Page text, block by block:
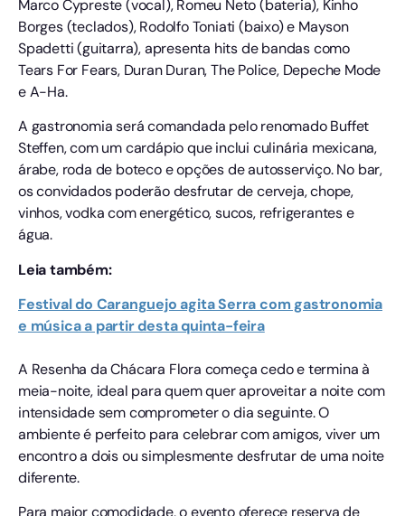
Marco Cypreste (vocal), Romeu Neto (bateria), Kinho
Borges (teclados), Rodolfo Toniati (baixo) e Mayson
Spadetti (guitarra), apresenta hits de bandas como
Tears For Fears, Duran Duran, The Police, Depeche Mode
e A-Ha.
A gastronomia será comandada pelo renomado Buffet
Steffen, com um cardápio que inclui culinária mexicana,
árabe, roda de boteco e opções de autosserviço. No bar,
os convidados poderão desfrutar de cerveja, chope,
vinhos, vodka com energético, sucos, refrigerantes e
água.
Leia também:
Festival do Caranguejo agita Serra com gastronomia
e música a partir desta quinta-feira
A Resenha da Chácara Flora começa cedo e termina à
meia-noite, ideal para quem quer aproveitar a noite com
intensidade sem comprometer o dia seguinte. O
ambiente é perfeito para celebrar com amigos, viver um
encontro a dois ou simplesmente desfrutar de uma noite
diferente.
Para maior comodidade, o evento oferece reserva de